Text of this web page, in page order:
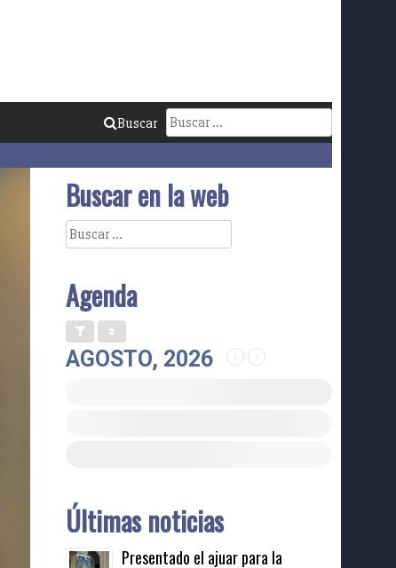
Buscar:
Buscar
Buscar en la web
Buscar:
Agenda
AGOSTO, 2026
Últimas noticias
Presentado el ajuar para la